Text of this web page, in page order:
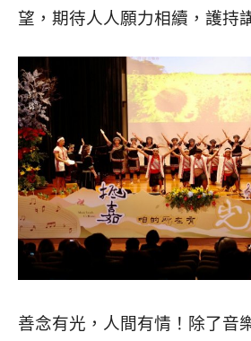
望，期待人人願力相續，護持
善念有光，人間有情！除了音